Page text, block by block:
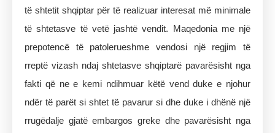
të shtetit shqiptar për të realizuar interesat më minimale
të shtetasve të vetë jashtë vendit. Maqedonia me një
prepotencë të patolerueshme vendosi një regjim të
rreptë vizash ndaj shtetasve shqiptarë pavarësisht nga
fakti që ne e kemi ndihmuar këtë vend duke e njohur
ndër të parët si shtet të pavarur si dhe duke i dhënë një
rrugëdalje gjatë embargos greke dhe pavarësisht nga